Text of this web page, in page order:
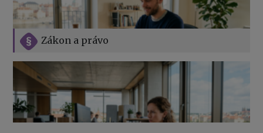
Zákon a právo
Jak na podnikání při rodičovské dovolené
Přehledy pro OSSZ a zdravotní pojišťovny – jak na ně
v roce 2026